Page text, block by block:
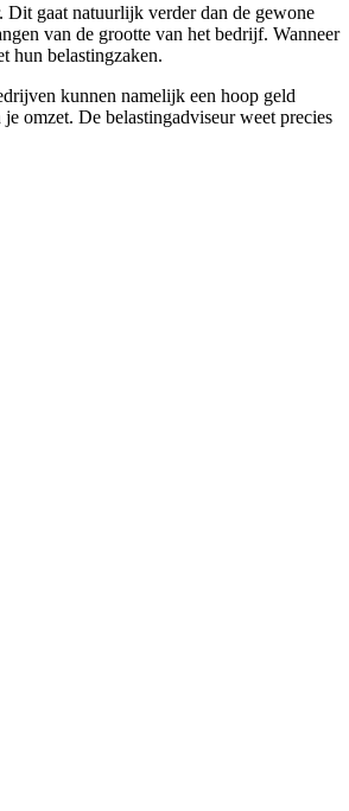
Dit gaat natuurlijk verder dan de gewone
van de grootte van het bedrijf. Wanneer
hun belastingzaken.
kunnen namelijk een hoop geld
omzet. De belastingadviseur weet precies